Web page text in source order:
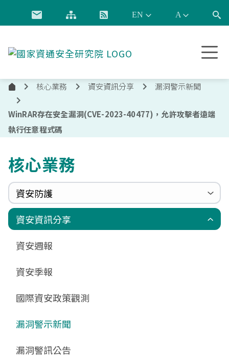
跳到主要內容
通
全
究
首
核心業務 資安資訊分享 漏洞警示新聞
WinRAR存在安全漏洞(CVE-2023-40477)，允許攻擊者遠端
執行任意程式碼
核心業務
資安防護
政府組態基準(GCB)
更新消息
GCB說明文件
GCB部署資源
GCB終止支援
資通安全弱點通報機制(VANS)
申請作業表單
數位影片教材
FAQ
端點偵測及應變機制(EDR)
相關文件與表單
零信任架構(ZTA)
相關文件與表單
驗證進度
國家資安聯防監控中心(N-SOC)
國家資安通報應變中心(N-CERT)
資安資訊分享
資安週報
資安季報
國際資安政策觀測
漏洞警示新聞
漏洞警訊公告